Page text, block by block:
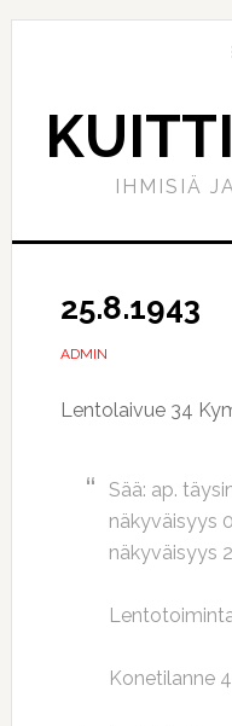
Hyppää
Hyppää
IHMISIÄ
25.8.1943
ADMIN
Lentolaivue 34
Sää: ap.
näkyväisyys
näkyväisyys
Konetilanne